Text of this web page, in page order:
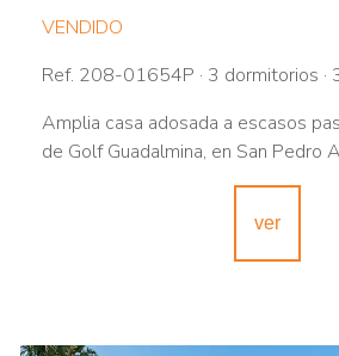
VENDIDO
Ref. 208-01654P · 3 dormitorios ·
Amplia casa adosada a escasos
de Golf Guadalmina, en San Pedro
ver